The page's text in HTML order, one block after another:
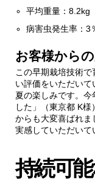
平均重量：8.2kg
病害虫発生率：3
お客様から
この早期栽培技術
い評価をいただい
夏の楽しみです。
した」（東京都 K
からも大変喜ばれ
実感していただいて
持続可